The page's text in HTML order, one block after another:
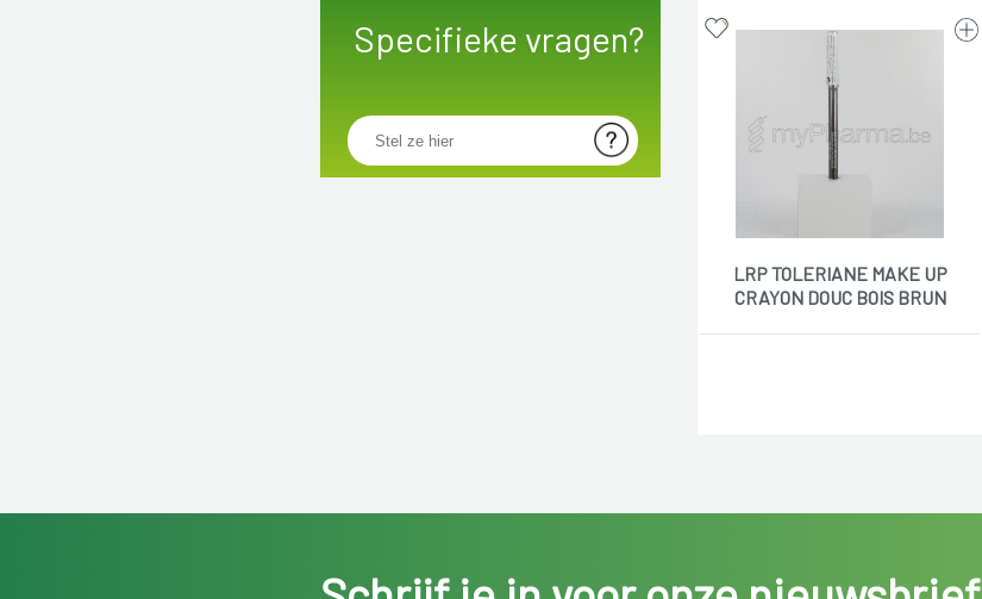
Specifieke vragen?
LRP TOLERIANE MAKE UP
CRAYON DOUC BOIS BRUN